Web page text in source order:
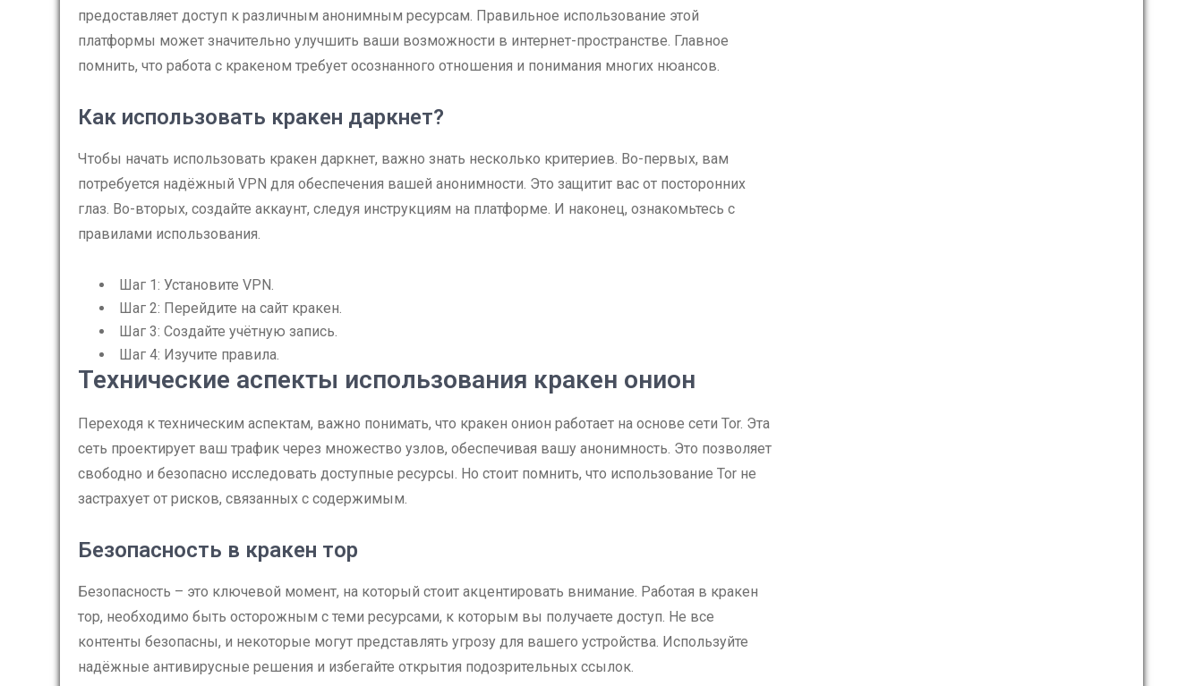
предоставляет доступ к различным анонимным ресурсам. Правильное использование этой
платформы может значительно улучшить ваши возможности в интернет-пространстве. Главное
помнить, что работа с кракеном требует осознанного отношения и понимания многих нюансов.
Как использовать кракен даркнет?
Чтобы начать использовать кракен даркнет, важно знать несколько критериев. Во-первых, вам
потребуется надёжный VPN для обеспечения вашей анонимности. Это защитит вас от посторонних
глаз. Во-вторых, создайте аккаунт, следуя инструкциям на платформе. И наконец, ознакомьтесь с
правилами использования.
Шаг 1: Установите VPN.
Шаг 2: Перейдите на сайт кракен.
Шаг 3: Создайте учётную запись.
Шаг 4: Изучите правила.
Технические аспекты использования кракен онион
Переходя к техническим аспектам, важно понимать, что кракен онион работает на основе сети Tor. Эта
сеть проектирует ваш трафик через множество узлов, обеспечивая вашу анонимность. Это позволяет
свободно и безопасно исследовать доступные ресурсы. Но стоит помнить, что использование Tor не
застрахует от рисков, связанных с содержимым.
Безопасность в кракен тор
Безопасность – это ключевой момент, на который стоит акцентировать внимание. Работая в кракен
тор, необходимо быть осторожным с теми ресурсами, к которым вы получаете доступ. Не все
контенты безопасны, и некоторые могут представлять угрозу для вашего устройства. Используйте
надёжные антивирусные решения и избегайте открытия подозрительных ссылок.